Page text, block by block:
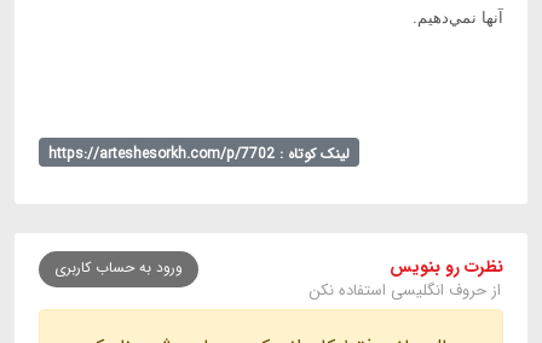
آنها نمي‌دهيم.
لینک کوتاه : https://arteshesorkh.com/p/7702
نظرت رو بنویس
از حروف انگلیسی استفاده نکن
ورود به حساب کاربری